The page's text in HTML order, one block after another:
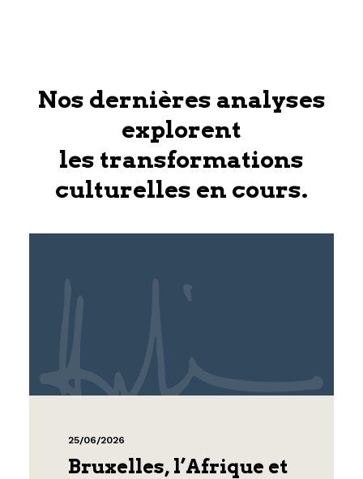
Nos dernières analyses
explorent
les transformations
culturelles en cours.
25/06/2026
Bruxelles, l’Afrique et